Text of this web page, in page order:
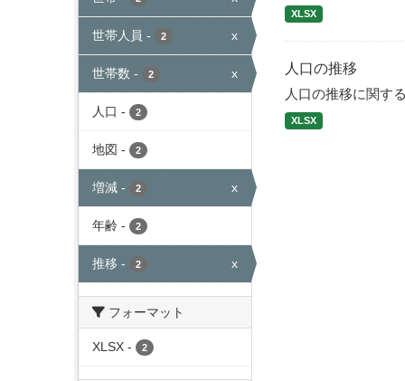
世帯人員 - 2 x
世帯数 - 2 x
人口 - 2
地図 - 2
増減 - 2 x
年齢 - 2
推移 - 2 x
フォーマット
XLSX - 2
XLSX
人口の推移
人口の推移に関す
XLSX